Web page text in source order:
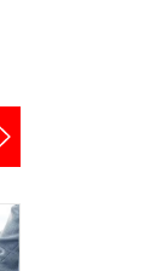
商账追讨清欠